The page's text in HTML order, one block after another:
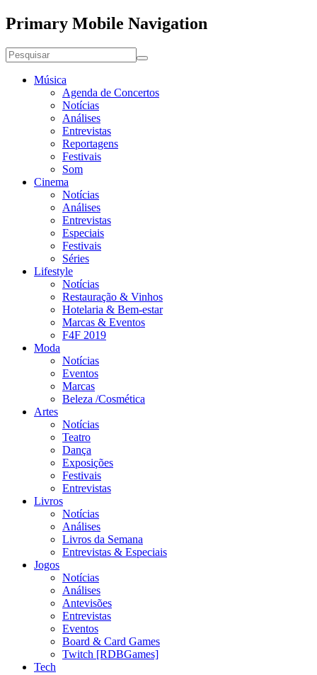
Primary Mobile Navigation
Música
Agenda de Concertos
Notícias
Análises
Entrevistas
Reportagens
Festivais
Som
Cinema
Notícias
Análises
Entrevistas
Especiais
Festivais
Séries
Lifestyle
Notícias
Restauração & Vinhos
Hotelaria & Bem-estar
Marcas & Eventos
F4F 2019
Moda
Notícias
Eventos
Marcas
Beleza /Cosmética
Artes
Notícias
Teatro
Dança
Exposições
Festivais
Entrevistas
Livros
Notícias
Análises
Livros da Semana
Entrevistas & Especiais
Jogos
Notícias
Análises
Antevisões
Entrevistas
Eventos
Board & Card Games
Twitch [RDBGames]
Tech